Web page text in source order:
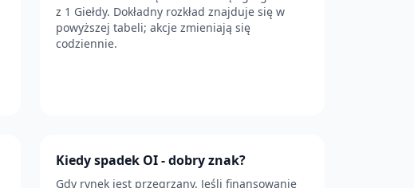
z 1 Giełdy. Dokładny rozkład znajduje się w
powyższej tabeli; akcje zmieniają się
codziennie.
Kiedy spadek OI - dobry znak?
Gdy rynek jest przegrzany. Jeśli finansowanie